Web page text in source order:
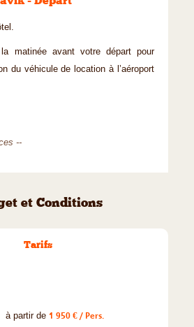
la matinée avant votre départ pour
du véhicule de location à l’aéroport
--
et Conditions
Tarifs
à partir de 1 950 € / Pers.